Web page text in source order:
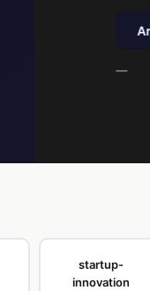
startup-
innovation